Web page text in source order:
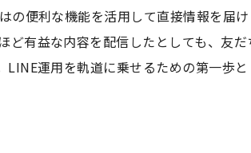
の便利な機能を活用して直接情報を届
ど有益な内容を配信したとしても、友
運用を軌道に乗せるための第一歩